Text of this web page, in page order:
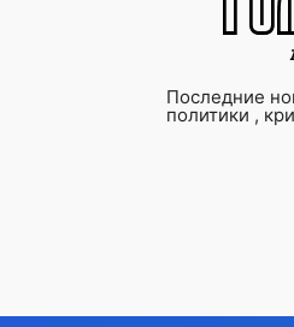
Последние
политики ,